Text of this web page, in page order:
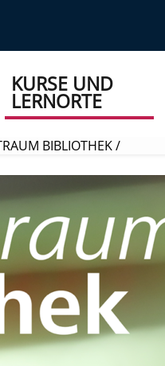
KURSE UND
LERNORTE
BIBLIOTHEK/